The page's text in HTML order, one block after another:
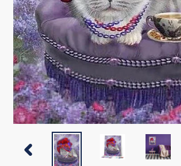
VORHERIGER